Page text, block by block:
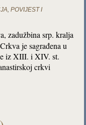
,POVIJEST I
zadužbina srp. kralja
je sagrađena u
iz XIII. i XIV. st.
crkvi